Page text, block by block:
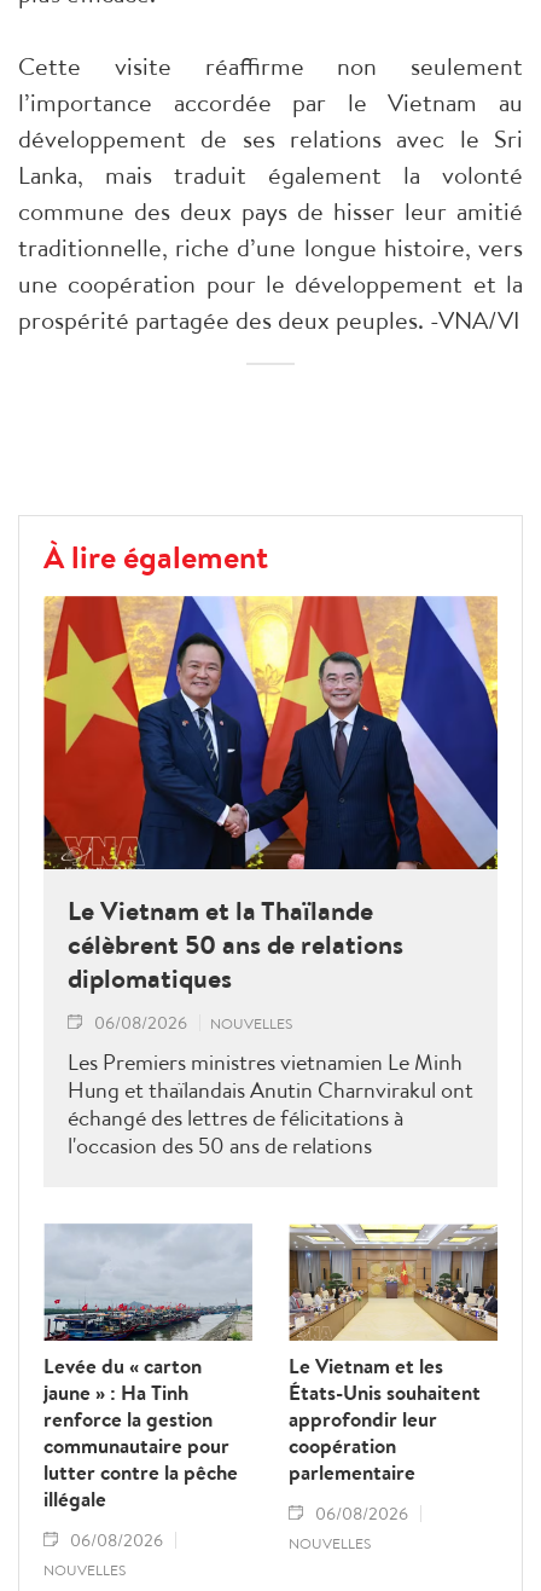
Cette visite réaffirme non seulement
l’importance accordée par le Vietnam au
développement de ses relations avec le Sri
Lanka, mais traduit également la volonté
commune des deux pays de hisser leur amitié
traditionnelle, riche d’une longue histoire, vers
une coopération pour le développement et la
prospérité partagée des deux peuples. -VNA/VI
À lire également
Le Vietnam et la Thaïlande
célèbrent 50 ans de relations
diplomatiques
06/08/2026 NOUVELLES
Les Premiers ministres vietnamien Le Minh
Hung et thaïlandais Anutin Charnvirakul ont
échangé des lettres de félicitations à
l'occasion des 50 ans de relations
Levée du « carton
jaune » : Ha Tinh
renforce la gestion
communautaire pour
lutter contre la pêche
illégale
06/08/2026
NOUVELLES
Le Vietnam et les
États-Unis souhaitent
approfondir leur
coopération
parlementaire
06/08/2026
NOUVELLES